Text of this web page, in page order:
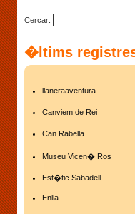
Cercar:
�ltims
llaneraaventura
Canviem de Rei
Can Rabella
Museu Vicen� Ros
Est�tic Sabadell
Enlla